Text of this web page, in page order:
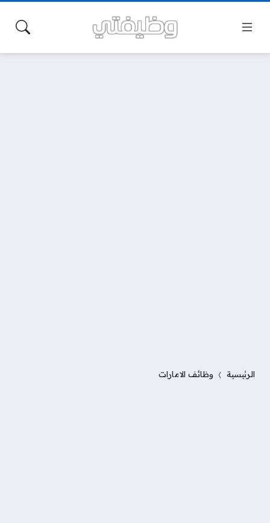
الرئيسية وظائف الامارات